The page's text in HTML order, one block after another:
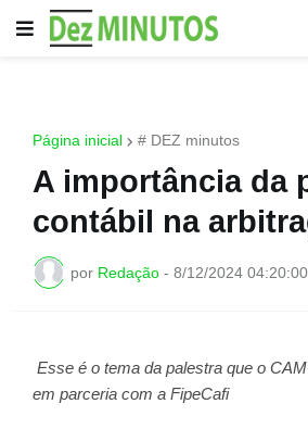
Página inicial # DEZ minutos
A importância da
contábil na
por Redação - 8/12/2024
Esse é o tema da palestra que o
em parceria com a FipeCafi